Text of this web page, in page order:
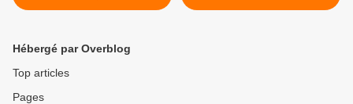
Barros
Hébergé par Overblog
Top articles
Pages